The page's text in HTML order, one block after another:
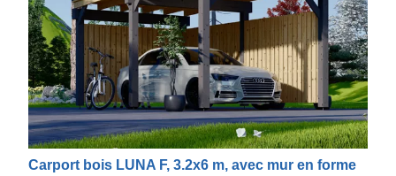
Carport bois LUNA F, 3.2x6 m, avec mur en forme